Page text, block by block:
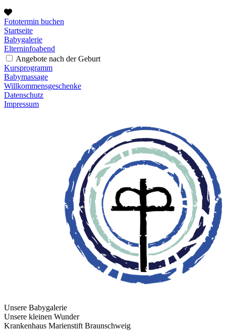
Fototermin buchen
Startseite
Babygalerie
Elterninfoabend
Angebote nach der Geburt
Kursprogramm
Babymassage
Willkommensgeschenke
Datenschutz
Impressum
Unsere Babygalerie
Unsere kleinen Wunder
Krankenhaus Marienstift Braunschweig